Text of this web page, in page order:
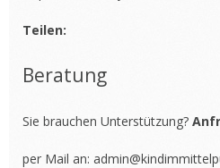
Teilen:
Beratung
Sie brauchen Unterstützung?
per Mail an: